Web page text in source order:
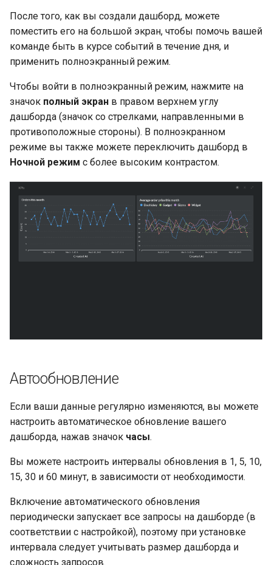
После того, как вы создали дашборд, можете
поместить его на большой экран, чтобы помочь вашей
команде быть в курсе событий в течение дня, и
применить полноэкранный режим.
Чтобы войти в полноэкранный режим, нажмите на
значок полный экран в правом верхнем углу
дашборда (значок со стрелками, направленными в
противоположные стороны). В полноэкранном
режиме вы также можете переключить дашборд в
Ночной режим с более высоким контрастом.
Автообновление
Если ваши данные регулярно изменяются, вы можете
настроить автоматическое обновление вашего
дашборда, нажав значок часы.
Вы можете настроить интервалы обновления в 1, 5, 10,
15, 30 и 60 минут, в зависимости от необходимости.
Включение автоматического обновления
периодически запускает все запросы на дашборде (в
соответствии с настройкой), поэтому при установке
интервала следует учитывать размер дашборда и
сложность запросов.